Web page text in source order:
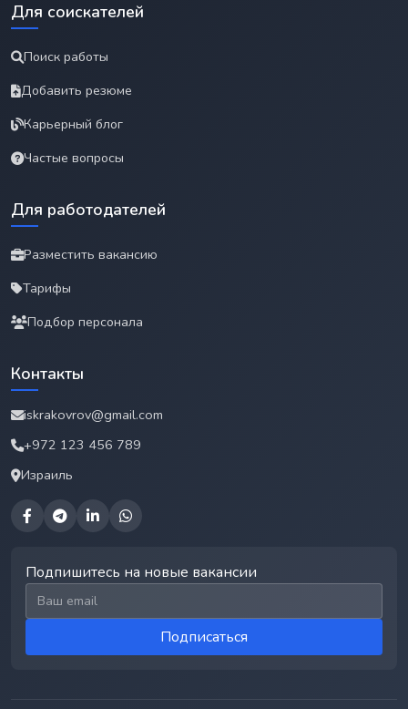
Для соискателей
Поиск работы
Добавить резюме
Карьерный блог
Частые вопросы
Для работодателей
Разместить вакансию
Тарифы
Подбор персонала
Контакты
iskrakovrov@gmail.com
+972 123 456 789
Израиль
Подпишитесь на новые вакансии
Email для подписки
Подписаться